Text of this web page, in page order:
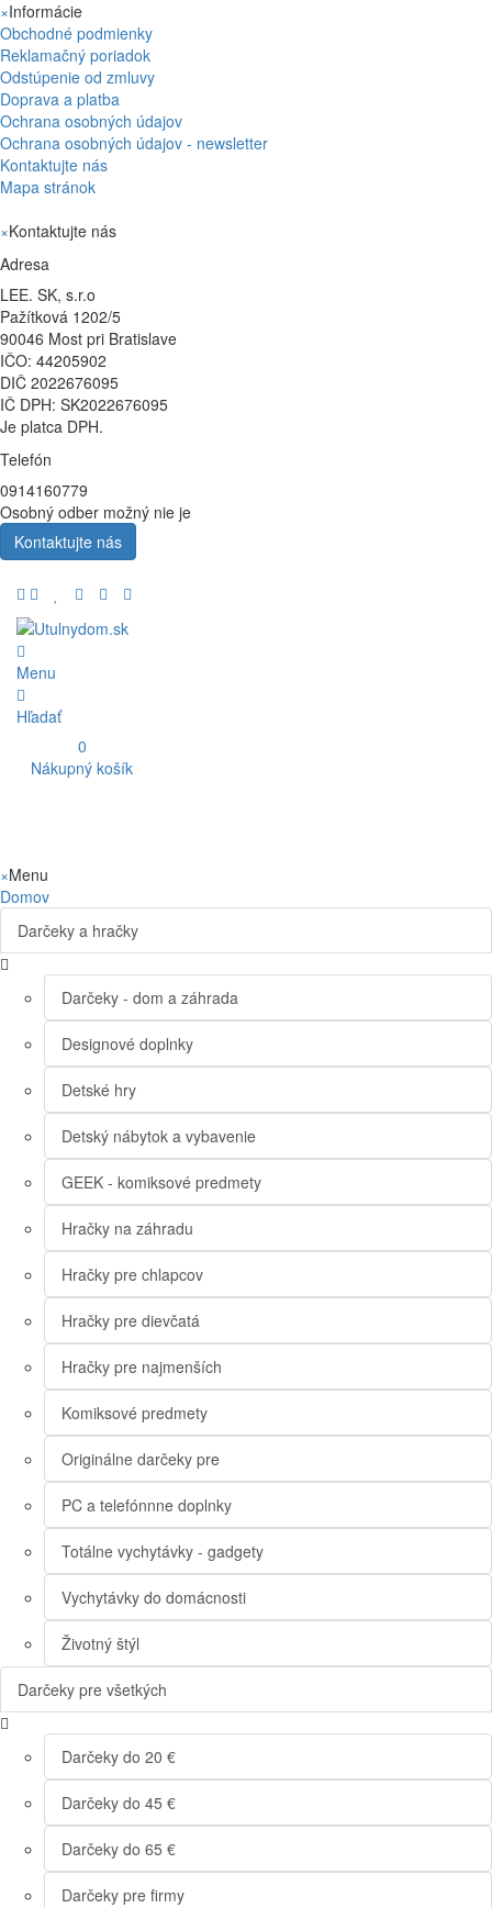
×Informácie
Obchodné podmienky
Reklamačný poriadok
Odstúpenie od zmluvy
Doprava a platba
Ochrana osobných údajov
Ochrana osobných údajov - newsletter
Kontaktujte nás
Mapa stránok
×Kontaktujte nás
Adresa
LEE. SK, s.r.o
Pažítková 1202/5
90046 Most pri Bratislave
IČO: 44205902
DIČ 2022676095
IČ DPH: SK2022676095
Je platca DPH.
Telefón
0914160779
Osobný odber možný nie je
Kontaktujte nás
Menu
Hľadať
0
Nákupný košík
×Menu
Domov
Darčeky a hračky
Darčeky - dom a záhrada
Designové doplnky
Detské hry
Detský nábytok a vybavenie
GEEK - komiksové predmety
Hračky na záhradu
Hračky pre chlapcov
Hračky pre dievčatá
Hračky pre najmenších
Komiksové predmety
Originálne darčeky pre
PC a telefónnne doplnky
Totálne vychytávky - gadgety
Vychytávky do domácnosti
Životný štýl
Darčeky pre všetkých
Darčeky do 20 €
Darčeky do 45 €
Darčeky do 65 €
Darčeky pre firmy